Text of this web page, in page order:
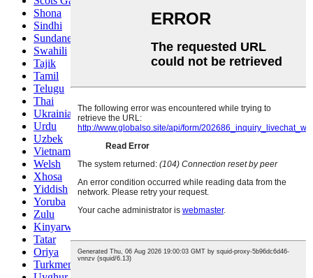
Shona
Sindhi
Sundanese
Swahili
Tajik
Tamil
Telugu
Thai
Ukrainian
Urdu
Uzbek
Vietnamese
Welsh
Xhosa
Yiddish
Yoruba
Zulu
Kinyarwanda
Tatar
Oriya
Turkmen